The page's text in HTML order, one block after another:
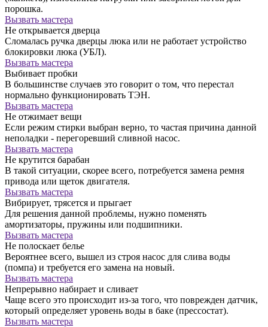
порошка.
Вызвать мастера
Не открывается дверца
Сломалась ручка дверцы люка или не работает устройство
блокировки люка (УБЛ).
Вызвать мастера
Выбивает пробки
В большинстве случаев это говорит о том, что перестал
нормально функционировать ТЭН.
Вызвать мастера
Не отжимает вещи
Если режим стирки выбран верно, то частая причина данной
неполадки - перегоревший сливной насос.
Вызвать мастера
Не крутится барабан
В такой ситуации, скорее всего, потребуется замена ремня
привода или щеток двигателя.
Вызвать мастера
Вибрирует, трясется и прыгает
Для решения данной проблемы, нужно поменять
амортизаторы, пружины или подшипники.
Вызвать мастера
Не полоскает белье
Вероятнее всего, вышел из строя насос для слива воды
(помпа) и требуется его замена на новый.
Вызвать мастера
Непрерывно набирает и сливает
Чаще всего это происходит из-за того, что поврежден датчик,
который определяет уровень воды в баке (прессостат).
Вызвать мастера